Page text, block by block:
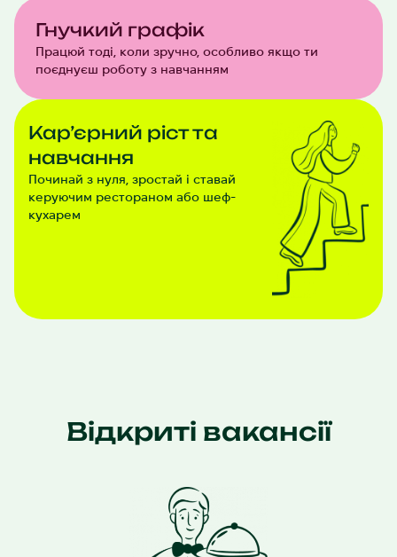
Гнучкий графік
Працюй тоді, коли зручно, особливо якщо ти
поєднуєш роботу з навчанням
Кар’єрний ріст та
навчання
Починай з нуля, зростай і ставай
керуючим рестораном або шеф-
кухарем
Відкриті вакансії